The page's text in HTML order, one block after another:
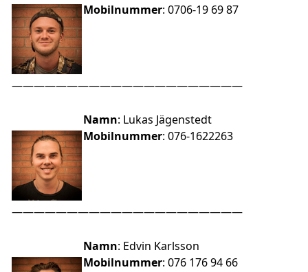
Mobilnummer: 0706-19 69 87
—————————————————————
Namn: Lukas Jägenstedt
Mobilnummer: 076-1622263
—————————————————————
Namn: Edvin Karlsson
Mobilnummer: 076 176 94 66